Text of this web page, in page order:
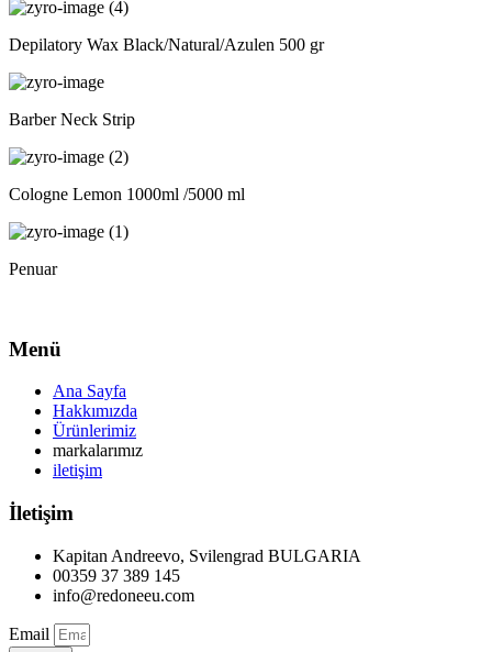
Depilatory Wax Black/Natural/Azulen 500 gr
Barber Neck Strip
Cologne Lemon 1000ml /5000 ml
Penuar
Menü
Ana Sayfa
Hakkımızda
Ürünlerimiz
markalarımız
iletişim
İletişim
Kapitan Andreevo, Svilengrad BULGARIA
00359 37 389 145
info@redoneeu.com
Email